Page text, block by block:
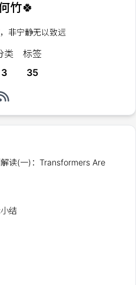
竹🍀
非宁静无以致远
类
3
标签
35
读(一)：Transformers Are
结